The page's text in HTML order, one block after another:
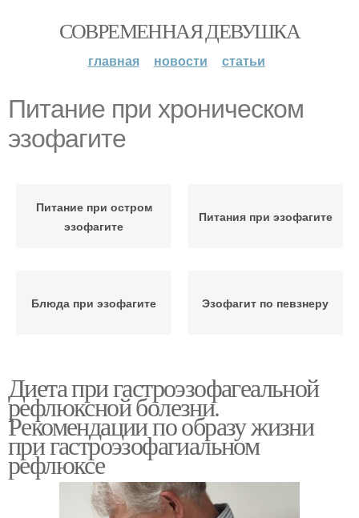
СОВРЕМЕННАЯ ДЕВУШКА
главная новости статьи
Питание при хроническом
эзофагите
Питание при остром
эзофагите
Питания при эзофагите
Блюда при эзофагите Эзофагит по певзнеру
Диета при гастроэзофагеальной
рефлюксной болезни.
Рекомендации по образу жизни
при гастроэзофагиальном
рефлюксе